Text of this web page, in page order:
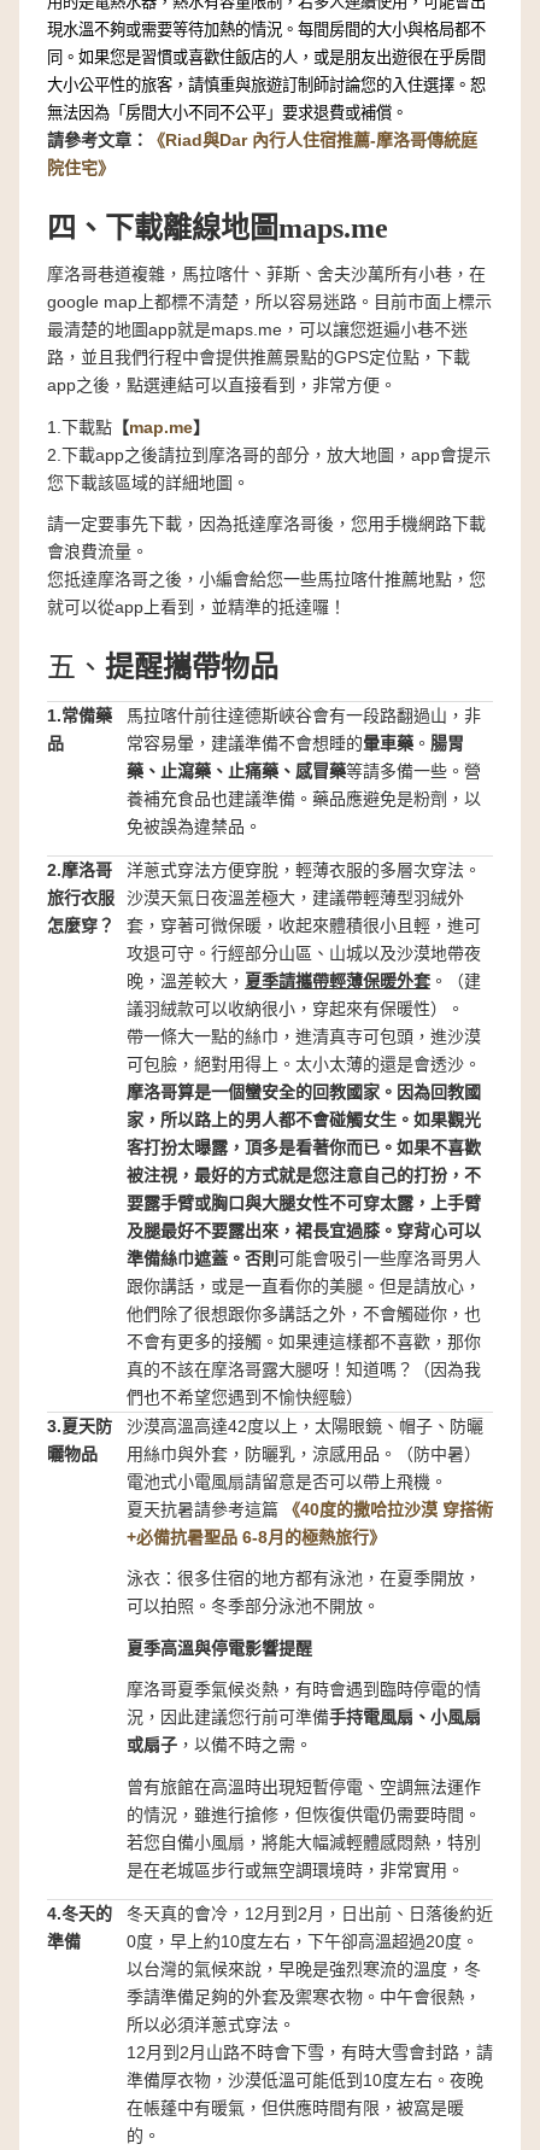
現水溫不夠或需要等待加熱的情況。每間房間的大小與格局都不
同。如果您是習慣或喜歡住飯店的人，或是朋友出遊很在乎房間
大小公平性的旅客，請慎重與旅遊訂制師討論您的入住選擇。恕
無法因為「房間大小不同不公平」要求退費或補償。
請參考文章：
《Riad與Dar 內行人住宿推薦-摩洛哥傳統庭
院住宅》
四、下載離線地圖maps.me
摩洛哥巷道複雜，馬拉喀什、菲斯、舍夫沙萬所有小巷，在
google map上都標不清楚，所以容易迷路。目前市面上標示
最清楚的地圖app就是maps.me，可以讓您逛遍小巷不迷
路，並且我們行程中會提供推薦景點的GPS定位點，下載
app之後，點選連結可以直接看到，非常方便。
1.下載點 【map.me】
2.下載app之後請拉到摩洛哥的部分，放大地圖，app會提示
您下載該區域的詳細地圖。
請一定要事先下載，因為抵達摩洛哥後，您用手機網路下載
會浪費流量。
您抵達摩洛哥之後，小編會給您一些馬拉喀什推薦地點，您
就可以從app上看到，並精準的抵達囉！
五、 提醒攜帶物品
1.常備藥
品
馬拉喀什前往達德斯峽谷會有一段路翻過山，非
常容易暈，建議準備不會想睡的暈車藥 。 腸胃
藥、止瀉藥、止痛藥、感冒藥等請多備一些。營
養補充食品也建議準備。藥品應避免是粉劑，以
免被誤為違禁品。
2.摩洛哥
旅行衣服
怎麼穿？
洋蔥式穿法方便穿脫，輕薄衣服的多層次穿法。
沙漠天氣日夜溫差極大，建議帶輕薄型羽絨外
套，穿著可微保暖，收起來體積很小且輕，進可
攻退可守。行經部分山區、山城以及沙漠地帶夜
晚，溫差較大， 夏季請攜帶輕薄保暖外套 。（建
議羽絨款可以收納很小，穿起來有保暖性）。
帶一條大一點的絲巾，進清真寺可包頭，進沙漠
可包臉，絕對用得上。太小太薄的還是會透沙。
摩洛哥算是一個蠻安全的回教國家。因為回教國
家，所以路上的男人都不會碰觸女生。如果觀光
客打扮太曝露，頂多是看著你而已。如果不喜歡
被注視，最好的方式就是您注意自己的打扮，不
要露手臂或胸口與大腿女性不可穿太露，上手臂
及腿最好不要露出來，裙長宜過膝。穿背心可以
準備絲巾遮蓋。否則 可能會吸引一些摩洛哥男人
跟你講話，或是一直看你的美腿。但是請放心，
他們除了很想跟你多講話之外，不會觸碰你，也
不會有更多的接觸。如果連這樣都不喜歡，那你
真的不該在摩洛哥露大腿呀！知道嗎？（因為我
們也不希望您遇到不愉快經驗）
3.夏天防
曬物品
沙漠高溫高達42度以上，太陽眼鏡、帽子、防曬
用絲巾與外套，防曬乳，涼感用品。（防中暑）
電池式小電風扇請留意是否可以帶上飛機。
夏天抗暑請參考這篇
《40度的撒哈拉沙漠 穿搭術
+必備抗暑聖品 6-8月的極熱旅行》
泳衣：很多住宿的地方都有泳池，在夏季開放，
可以拍照。冬季部分泳池不開放。
夏季高溫與停電影響提醒
摩洛哥夏季氣候炎熱，有時會遇到臨時停電的情
況，因此建議您行前可準備手持電風扇、小風扇
或扇子 ，以備不時之需。
曾有旅館在高溫時出現短暫停電、空調無法運作
的情況，雖進行搶修，但恢復供電仍需要時間。
若您自備小風扇，將能大幅減輕體感悶熱，特別
是在老城區步行或無空調環境時，非常實用。
4.冬天的
準備
冬天真的會冷，12月到2月，日出前、日落後約近
0度，早上約10度左右，下午卻高溫超過20度。
以台灣的氣候來說，早晚是強烈寒流的溫度，冬
季請準備足夠的外套及禦寒衣物。中午會很熱，
所以必須洋蔥式穿法。
12月到2月山路不時會下雪，有時大雪會封路，請
準備厚衣物，沙漠低溫可能低到10度左右。夜晚
在帳蓬中有暖氣，但供應時間有限，被窩是暖
的。